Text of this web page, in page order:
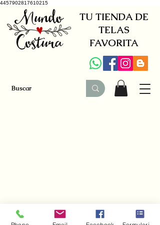
4457902817610215
TU TIENDA DE
TELAS
FAVORITA
+34 941579600 +34 650030142